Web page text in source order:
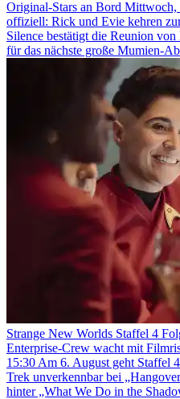
Original-Stars an Bord Mittwoch,
offiziell: Rick und Evie kehren
Silence bestätigt die Reunion
für das nächste große Mumien-
Strange New Worlds Staffel 4
Enterprise-Crew wacht mit
15:30 Am 6. August geht Staffel
Trek unverkennbar bei
hinter „What We Do in the